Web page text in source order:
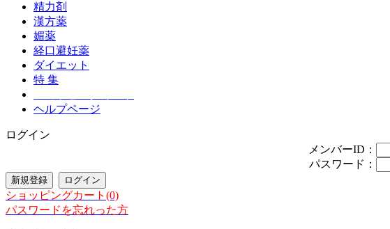
精力剤
漢方薬
媚薬
経口避妊薬
ダイエット
特 集
ヘルプページ
ログイン
メンバーID：
パスワード：
ショッピングカート(0)
パスワードを忘れった方